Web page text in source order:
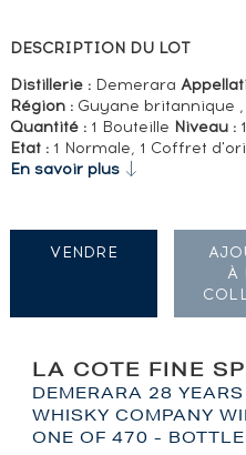
DESCRIPTION DU LOT
Distillerie :Demerara
Région : Guyane britannique
Quantité :1 Bouteille Niveau :
Etat :1 Normale, 1 Coffret
En savoir plus
LA COTE FINE
DEMERARA 28
WHISKY COMPANY
ONE OF 470 -
VENDRE
À